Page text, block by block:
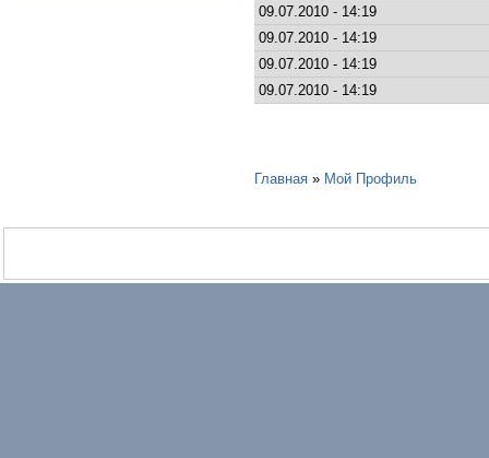
09.07.2010 - 14:19
09.07.2010 - 14:19
09.07.2010 - 14:19
09.07.2010 - 14:19
Главная » Мой Профиль